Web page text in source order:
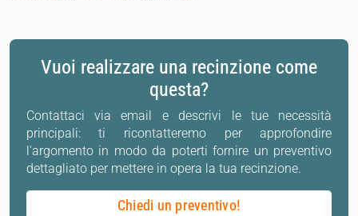
Vuoi realizzare una recinzione come
questa?
Contattaci via email e descrivi le tue necessità
principali: ti ricontatteremo per approfondire
l'argomento in modo da poterti fornire un preventivo
dettagliato per mettere in opera la tua recinzione.
Chiedi un preventivo!